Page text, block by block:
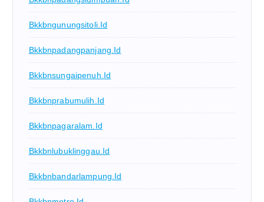
Bkkbngunungsitoli.id
Bkkbnpadangpanjang.id
Bkkbnsungaipenuh.id
Bkkbnprabumulih.id
Bkkbnpagaralam.id
Bkkbnlubuklinggau.id
Bkkbnbandarlampung.id